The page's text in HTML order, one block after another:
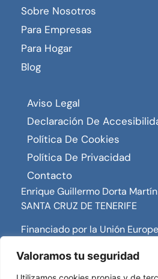
Valoramos tu seguridad
Sobre Nosotros
Para Empresas
Para Hogar
Blog
Aviso Legal
Declaración De
Política De Cookies
Política De Privacidad
Contacto
Enrique Guillermo Dorta Martín
SANTA CRUZ DE TENERIFE
Financiado por la Unión